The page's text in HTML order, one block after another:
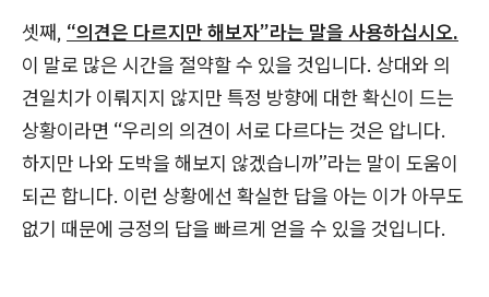
셋째, “의견은 다르지만 해보자”라는 말을 사용하십시오.
이 말로 많은 시간을 절약할 수 있을 것입니다. 상대와 의
견일치가 이뤄지지 않지만 특정 방향에 대한 확신이 드는
상황이라면 “우리의 의견이 서로 다르다는 것은 압니다.
하지만 나와 도박을 해보지 않겠습니까”라는 말이 도움이
되곤 합니다. 이런 상황에선 확실한 답을 아는 이가 아무도
없기 때문에 긍정의 답을 빠르게 얻을 수 있을 것입니다.